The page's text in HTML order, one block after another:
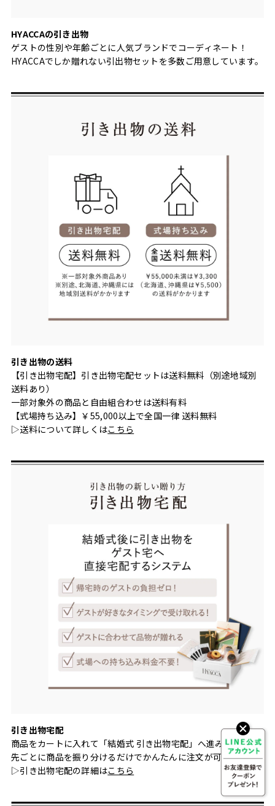
HYACCAの引き出物
ゲストの性別や年齢ごとに人気ブランドでコーディネート！
HYACCAでしか贈れない引出物セットを多数ご用意しています。
引き出物の送料
【引き出物宅配】引き出物宅配セットは送料無料（別途地域別
送料あり）
一部対象外の商品と自由組合わせは送料有料
【式場持ち込み】￥55,000以上で全国一律 送料無料
▷送料について詳しくはこちら
引き出物宅配
商品をカートに入れて「結婚式 引き出物宅配」へ進み、お届け
先ごとに商品を振り分けるだけでかんたんに注文が可能です。
▷引き出物宅配の詳細はこちら